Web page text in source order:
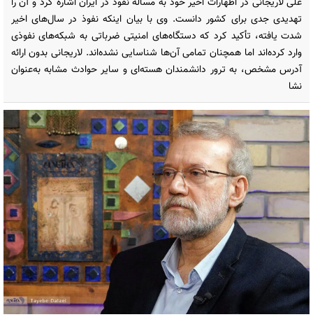
تهدیدی جدی برای کشور دانست. وی با بیان اینکه نفوذ در سال‌های اخیر
شدت یافته، تأکید کرد که دستگاه‌های امنیتی ضرباتی به شبکه‌های نفوذی
وارد کرده‌اند اما همچنان تمامی آن‌ها شناسایی نشده‌اند. لاریجانی بدون ارائه
آدرس مشخص، به ترور دانشمندان هسته‌ای و سایر حوادث مشابه به‌عنوان
نشا